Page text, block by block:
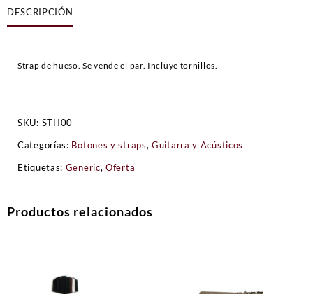
DESCRIPCIÓN
Strap de hueso. Se vende el par. Incluye tornillos.
SKU: STH00
Categorías: Botones y straps,Guitarra y Acústicos
Etiquetas: Generic,Oferta
Productos relacionados